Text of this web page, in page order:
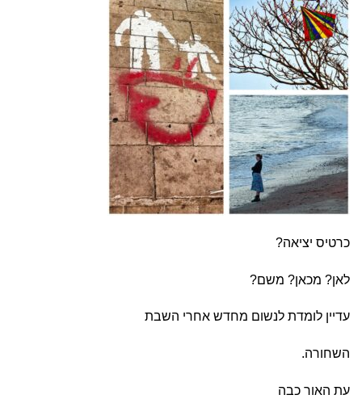
כרטיס יציאה?
לאן? מכאן? משם?
עדיין לומדת לנשום מחדש אחרי השבת
השחורה.
עת האור כבה